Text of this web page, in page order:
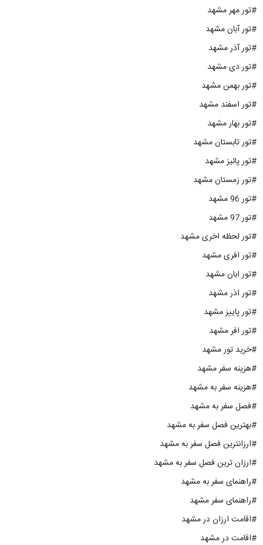
#تور مهر مشهد
#تور آبان مشهد
#تور آذر مشهد
#تور دی مشهد
#تور بهمن مشهد
#تور اسفند مشهد
#تور بهار مشهد
#تور تابستان مشهد
#تور پائیز مشهد
#تور زمستان مشهد
#تور 96 مشهد
#تور 97 مشهد
#تور لحظه اخری مشهد
#تور افری مشهد
#تور ابان مشهد
#تور اذر مشهد
#تور پاییز مشهد
#تور افر مشهد
#خرید تور مشهد
#هزینه سفر مشهد
#هزینه سفر به مشهد
#فصل سفر به مشهد
#بهترین فصل سفر به مشهد
#ارزانترین فصل سفر به مشهد
#ارزان ترین فصل سفر به مشهد
#راهنمای سفر به مشهد
#راهنمای سفر مشهد
#اقامت ارزان در مشهد
#اقامت در مشهد